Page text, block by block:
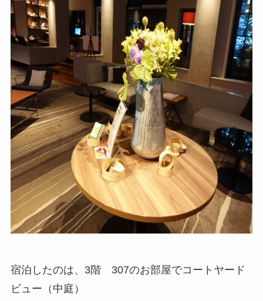
宿泊したのは、3階 307のお部屋でコートヤード
ビュー（中庭）